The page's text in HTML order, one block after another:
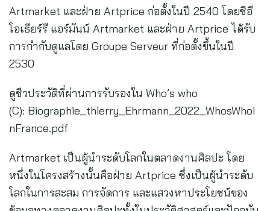
Artmarket และฝ่าย Artprice ก่อตั้งในปี 2540 โดยซีอี
โอเธียร์รี แอร์มันน์ Artmarket และฝ่าย Artprice ได้รับ
การกำกับดูแลโดย Groupe Serveur ที่ก่อตั้งขึ้นในปี
2530
ดูชีวประวัติที่ผ่านการรับรองใน Who’s who
(C): Biographie_thierry_Ehrmann_2022_WhosWhoI
nFrance.pdf
Artmarket เป็นผู้นำระดับโลกในตลาดงานศิลปะ โดย
หนึ่งในโครงสร้างนั้นคือฝ่าย Artprice ซึ่งเป็นผู้นำระดับ
โลกในการสะสม การจัดการ และแสวงหาประโยชน์ของ